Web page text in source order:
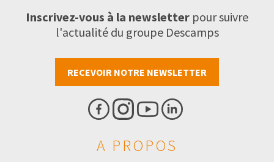
Inscrivez-vous à la newsletter pour suivre
l'actualité du groupe Descamps
RECEVOIR NOTRE NEWSLETTER
A PROPOS